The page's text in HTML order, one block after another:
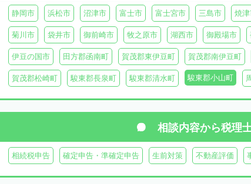
静岡市 浜松市 沼津市 富士市 富士宮市 三島市 焼
菊川市 袋井市 御前崎市 牧之原市 湖西市 御殿場市
伊豆の国市 田方郡函南町 賀茂郡東伊豆町 賀茂郡南伊豆町
賀茂郡松崎町 駿東郡長泉町 駿東郡清水町 駿東郡小山町
相談内容から税理
相続税申告 確定申告・準確定申告 生前対策 不動産評価